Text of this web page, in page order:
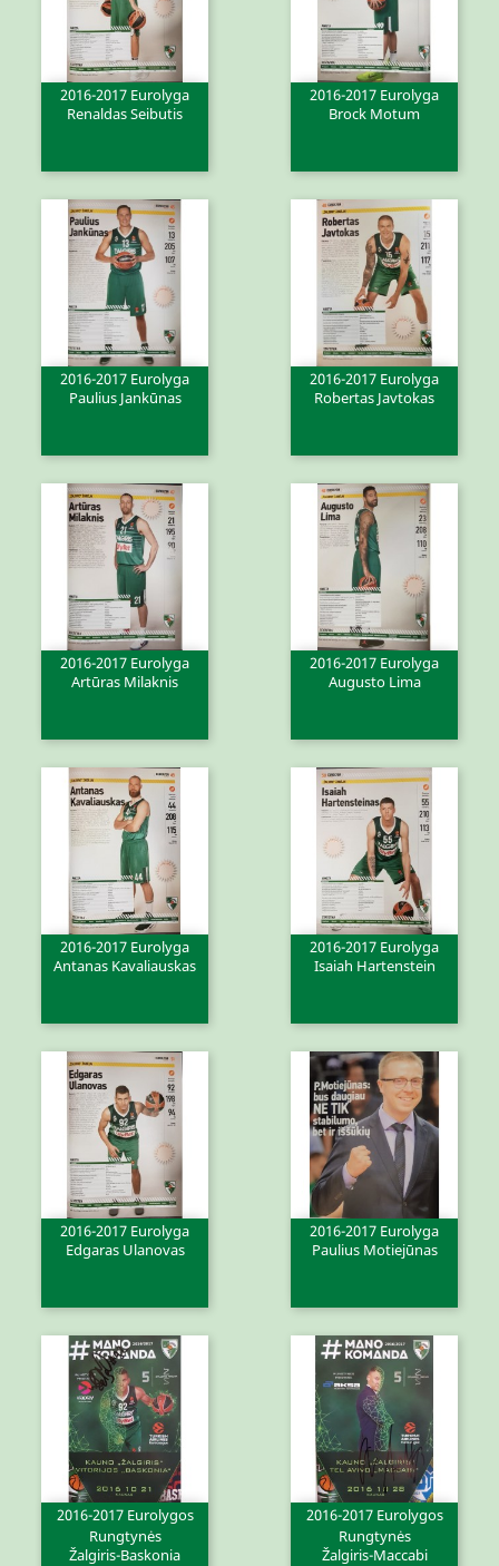
2016-2017 Eurolyga
Renaldas Seibutis
2016-2017 Eurolyga
Brock Motum
2016-2017 Eurolyga
Paulius Jankūnas
2016-2017 Eurolyga
Robertas Javtokas
2016-2017 Eurolyga
Artūras Milaknis
2016-2017 Eurolyga
Augusto Lima
2016-2017 Eurolyga
Antanas Kavaliauskas
2016-2017 Eurolyga
Isaiah Hartenstein
2016-2017 Eurolyga
Edgaras Ulanovas
2016-2017 Eurolyga
Paulius Motiejūnas
2016-2017 Eurolygos
Rungtynės
Žalgiris-Baskonia
2016-2017 Eurolygos
Rungtynės
Žalgiris-Maccabi